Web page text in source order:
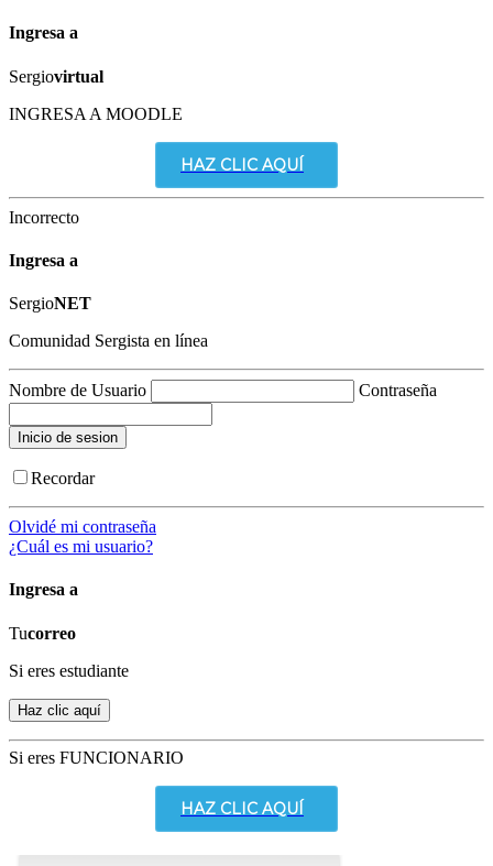
Ingresa a
Sergiovirtual
INGRESA A MOODLE
HAZ CLIC AQUÍ
Incorrecto
Ingresa a
SergioNET
Comunidad Sergista en línea
Nombre de Usuario Contraseña
Recordar
Olvidé mi contraseña
¿Cuál es mi usuario?
Ingresa a
Tucorreo
Si eres estudiante
Si eres FUNCIONARIO
HAZ CLIC AQUÍ